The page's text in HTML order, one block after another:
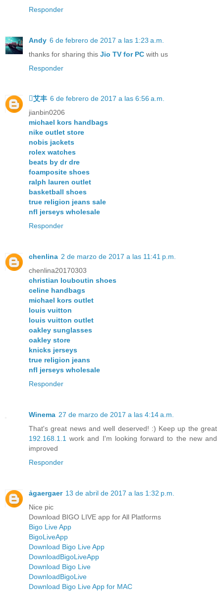
Responder
Andy 6 de febrero de 2017 a las 1:23 a.m.
thanks for sharing this Jio TV for PC with us
Responder
艾丰 6 de febrero de 2017 a las 6:56 a.m.
jianbin0206
michael kors handbags
nike outlet store
nobis jackets
rolex watches
beats by dr dre
foamposite shoes
ralph lauren outlet
basketball shoes
true religion jeans sale
nfl jerseys wholesale
Responder
chenlina 2 de marzo de 2017 a las 11:41 p.m.
chenlina20170303
christian louboutin shoes
celine handbags
michael kors outlet
louis vuitton
louis vuitton outlet
oakley sunglasses
oakley store
knicks jerseys
true religion jeans
nfl jerseys wholesale
Responder
Winema 27 de marzo de 2017 a las 4:14 a.m.
That's great news and well deserved! :) Keep up the great
192.168.1.1 work and I'm looking forward to the new and
improved
Responder
ảgaergaer 13 de abril de 2017 a las 1:32 p.m.
Nice pic
Download BIGO LIVE app for All Platforms
Bigo Live App
BigoLiveApp
Download Bigo Live App
DownloadBigoLiveApp
Download Bigo Live
DownloadBigoLive
Download Bigo Live App for MAC